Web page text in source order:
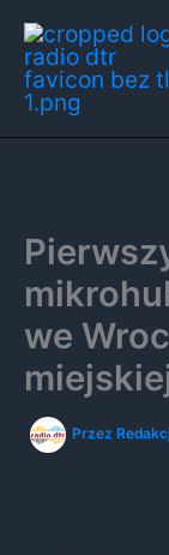
Przejdź
do
treści
we
Przez